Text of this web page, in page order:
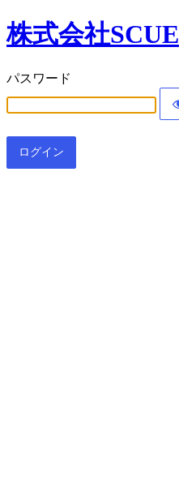
株式会社SCUE
パスワード